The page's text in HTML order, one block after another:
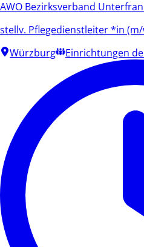
AWO Bezirksverband
stellv. Pflegedienstleiter *in (m/
Würzburg
Einrichtungen